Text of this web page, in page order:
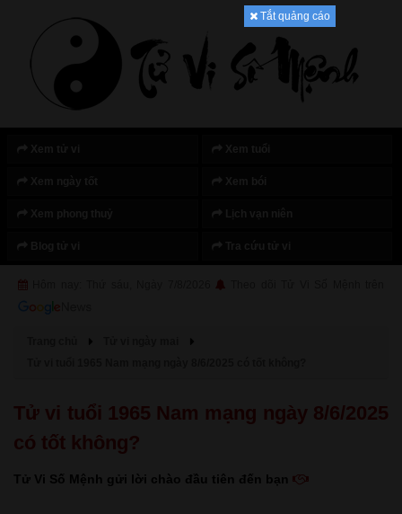
Tắt quảng cáo
Tử vi tuổi 1965 Nam mạng ngày 8/6/2025
có tốt không?
Tử Vi Số Mệnh gửi lời chào đầu tiên đến bạn